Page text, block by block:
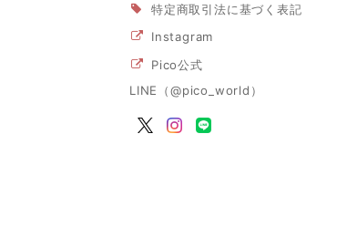
特定商取引法に基づく表記
Instagram
Pico公式
LINE（@pico_world）